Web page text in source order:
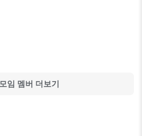
모임 멤버 더보기